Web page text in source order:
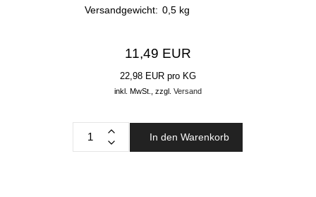
Versandgewicht: 0,5 kg
11,49 EUR
22,98 EUR pro KG
inkl. MwSt., zzgl. Versand
In den Warenkorb